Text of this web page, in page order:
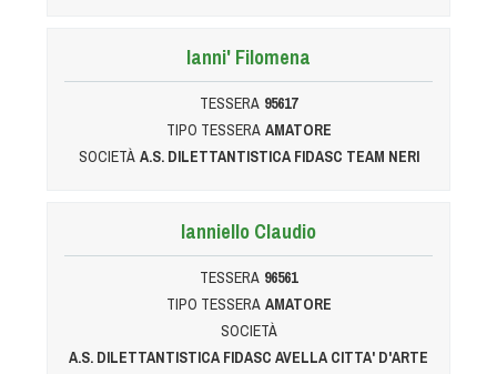
Ianni' Filomena
TESSERA 95617
TIPO TESSERA AMATORE
SOCIETÀ A.S. DILETTANTISTICA FIDASC TEAM NERI
Ianniello Claudio
TESSERA 96561
TIPO TESSERA AMATORE
SOCIETÀ
A.S. DILETTANTISTICA FIDASC AVELLA CITTA' D'ARTE